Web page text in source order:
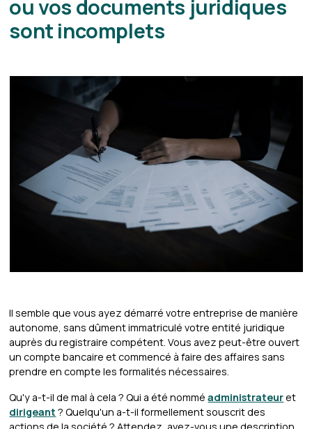
ou vos documents juridiques
sont incomplets
Il semble que vous ayez démarré votre entreprise de manière
autonome, sans dûment immatriculé votre entité juridique
auprès du registraire compétent. Vous avez peut-être ouvert
un compte bancaire et commencé à faire des affaires sans
prendre en compte les formalités nécessaires.
Qu'y a-t-il de mal à cela ? Qui a été nomméadministrateuret
dirigeant ? Quelqu'un a-t-il formellement souscrit des